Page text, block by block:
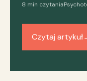
8 min czytania
Czytaj artykuł